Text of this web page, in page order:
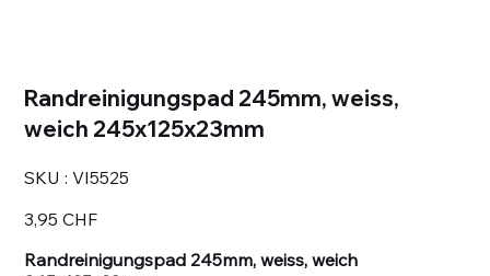
Randreinigungspad 245mm, weiss,
weich 245x125x23mm
SKU : SKU
VI5525
VI5525
3,95 CHF
Randreinigungspad 245mm, weiss, weich